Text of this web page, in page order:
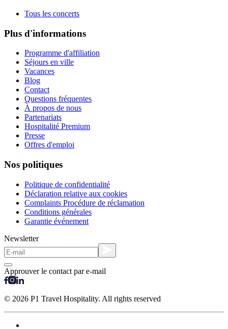
Tous les concerts
Plus d'informations
Programme d'affiliation
Séjours en ville
Vacances
Blog
Contact
Questions fréquentes
À propos de nous
Partenariats
Hospitalité Premium
Presse
Offres d'emploi
Nos politiques
Politique de confidentialité
Déclaration relative aux cookies
Complaints Procédure de réclamation
Conditions générales
Garantie événement
Newsletter
Approuver le contact par e-mail
© 2026 P1 Travel Hospitality. All rights reserved